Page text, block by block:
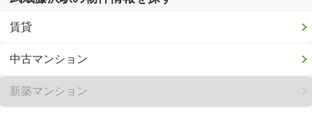
賃貸
中古マンション
新築マンション